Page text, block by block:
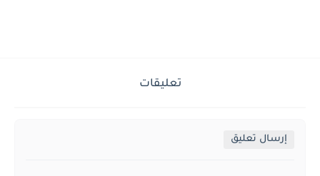
تعليقات
إرسال تعليق